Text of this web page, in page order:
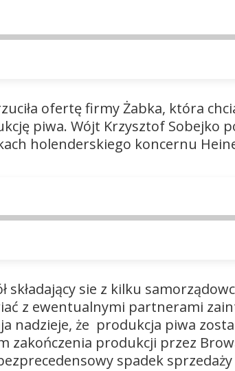
ofertę firmy Żabka, która
piwa. Wójt Krzysztof Sobejko
holenderskiego koncernu
składający sie z kilku
z ewentualnymi partnerami
nadzieje, że produkcja piwa
zakończenia produkcji przez
spadek sprzedaży